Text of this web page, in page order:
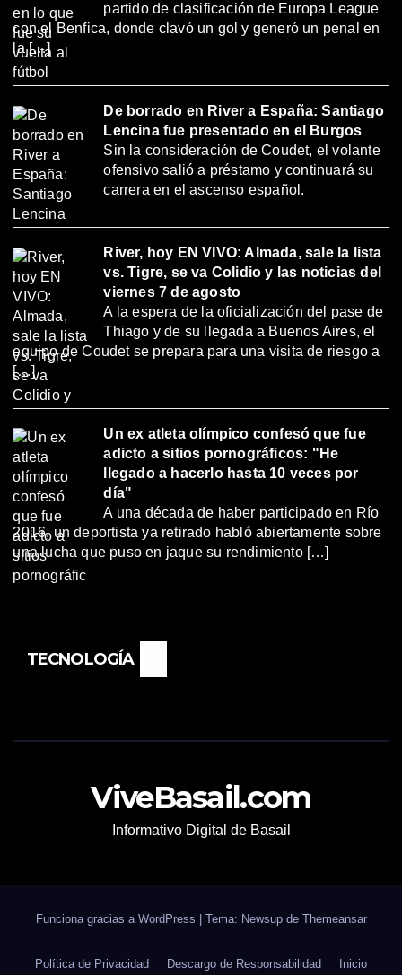
partido de clasificación de Europa League
con el Benfica, donde clavó un gol y generó un penal en
la […]
De borrado en River a España: Santiago
Lencina fue presentado en el Burgos
Sin la consideración de Coudet, el volante
ofensivo salió a préstamo y continuará su
carrera en el ascenso español.
River, hoy EN VIVO: Almada, sale la lista
vs. Tigre, se va Colidio y las noticias del
viernes 7 de agosto
A la espera de la oficialización del pase de
Thiago y de su llegada a Buenos Aires, el
equipo de Coudet se prepara para una visita de riesgo a
[…]
Un ex atleta olímpico confesó que fue
adicto a sitios pornográficos: "He
llegado a hacerlo hasta 10 veces por
día"
A una década de haber participado en Río
2016, un deportista ya retirado habló abiertamente sobre
una lucha que puso en jaque su rendimiento […]
TECNOLOGÍA
ViveBasail.com
Informativo Digital de Basail
Funciona gracias a WordPress | Tema: Newsup de Themeansar
Política de Privacidad Descargo de Responsabilidad Inicio